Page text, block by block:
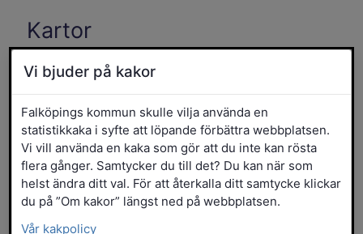
Kartor
I Falköpingskartan finner du till exempel
naturområden och annan samhällsnyttig
information.
Falköpingskartan (stort fönster) Länk till
Vi bjuder på kakor
Falköpings kommun skulle vilja använda en
statistikkaka i syfte att löpande förbättra webbplatsen.
Vi vill använda en kaka som gör att du inte kan rösta
flera gånger. Samtycker du till det? Du kan när som
helst ändra ditt val. För att återkalla ditt samtycke klickar
du på ”Om kakor” längst ned på webbplatsen.
Vår kakpolicy